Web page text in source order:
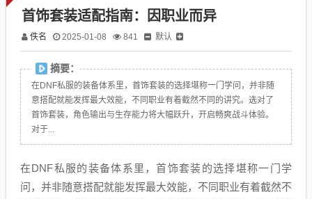
首饰套装适配指南：因职业而异
佚名 2025-01-08 841 默认
摘要：
在DNF私服的装备体系里，首饰套装的选择堪称一门学问，并非随
意搭配就能发挥最大效能，不同职业有着截然不同的讲究。选对了
首饰套装，角色输出与生存能力将大幅跃升，开启畅爽战斗体验。
对于...
在DNF私服的装备体系里，首饰套装的选择堪称一门学
问，并非随意搭配就能发挥最大效能，不同职业有着截然不